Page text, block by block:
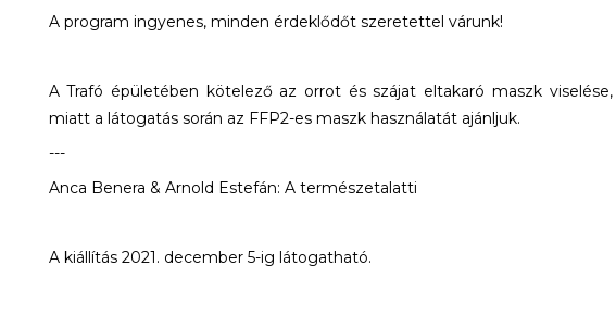
A program ingyenes, minden érdeklődőt szeretettel várunk!
A Trafó épületében kötelező az orrot és szájat eltakaró maszk
miatt a látogatás során az FFP2-es maszk használatát ajánljuk.
---
Anca Benera & Arnold Estefán: A természetalatti
A kiállítás 2021. december 5-ig látogatható.